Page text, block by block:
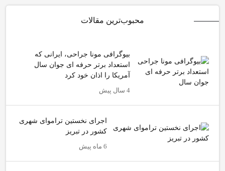
محبوب‌ترین مقالات
بیوگرافی مونا جراحی، ایرانی که
استعداد برتر حرفه ای جوان سال
آمریکا را اذان خود کرد
4 سال پیش
اجرای نخستین تراموای شهری
کشور در تبریز
6 ماه پیش